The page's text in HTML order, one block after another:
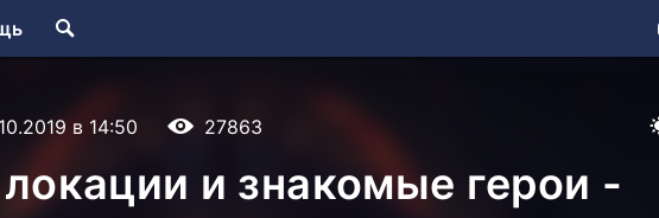
в 14:50 27863
и знакомые герои -